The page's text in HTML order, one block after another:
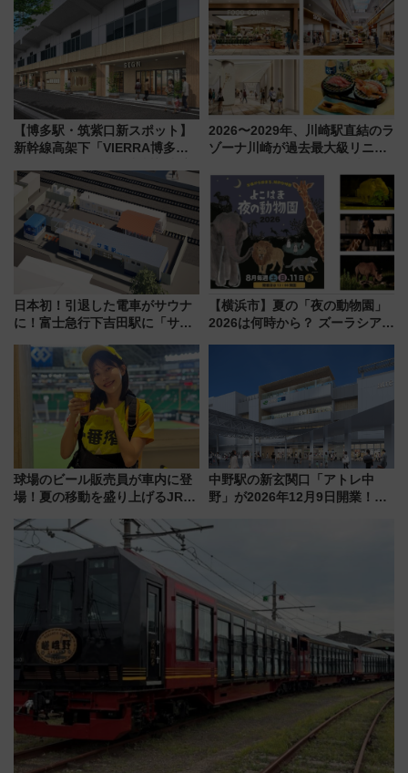
と料金・アクセスを徹底解説
（札幌市）
しまで
【博多駅・筑紫口新スポット】
新幹線高架下「VIERRA博多テ
など注目の全6店舗 「博多活憩
通り」も一新
2026〜2029年、川崎駅直結のラ
ゾーナ川崎が過去最大級リニュ
「いつから何が変わるか」徹底
解説！
日本初！引退した電車がサウナ
に！富士急行下吉田駅に「サ電
業 行き交う電車の音や振動を
感じながら「ととのう」新感覚
【横浜市】夏の「夜の動物園」
2026は何時から？ ズーラシア・
見どころ、限定イベントを徹底
球場のビール販売員が車内に登
場！夏の移動を盛り上げるJR九
月7日限定 ソフトバンクホーク
スとコラボ
中野駅の新玄関口「アトレ中
野」が2026年12月9日開業！新
注目スポット